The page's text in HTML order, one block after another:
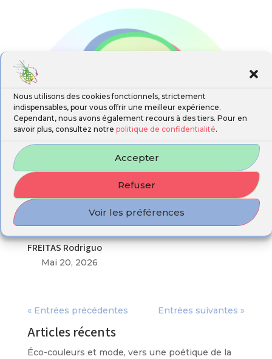
Nous utilisons des cookies fonctionnels, strictement
indispensables, pour vous offrir une meilleur expérience.
Cependant, nous avons également recours à des tiers. Pour en
savoir plus, consultez notre politique de confidentialité.
Accepter
Refuser
Voir les préférences
FREITAS Rodriguo
Mai 20, 2026
« Entrées précédentes Entrées suivantes »
Articles récents
Éco-couleurs et mode, vers une poétique de la